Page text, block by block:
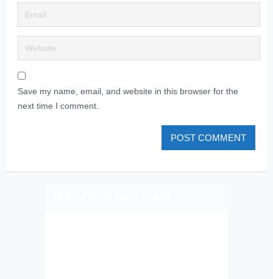
Save my name, email, and website in this browser for the
next time I comment.